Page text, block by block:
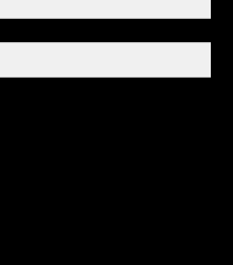
已發送
舉辦「使用AI如何幫
用與風險」課程(8/7